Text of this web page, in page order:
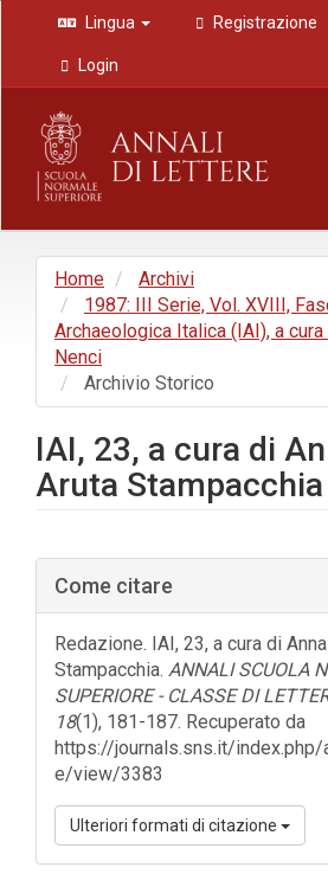
Navigazione
principale
Contenuto
principale
Barra
laterale
Lingua Registrazione
Login
Home
Archivi
1987: III Serie, Vol. XVIII,
Archaeologica Italica (IAI), a
Nenci
Archivio Storico
IAI, 23, a cura di
Aruta Stampacchia
Barra
laterale
dell'articolo
Come citare
Redazione. IAI, 23, a cura di
Stampacchia. ANNALI SCUOLA
SUPERIORE - CLASSE DI
18(1), 181-187. Recuperato da
https://journals.sns.it/
e/view/3383
Ulteriori formati di citazione